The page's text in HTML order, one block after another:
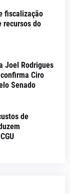
fiscalização
recursos do
Joel Rodrigues
Ciro
Senado
de